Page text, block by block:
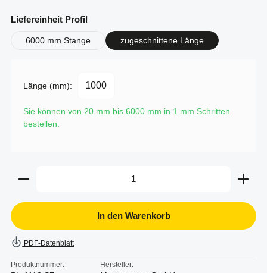
Liefereinheit Profilauswählen
6000 mm Stange zugeschnittene Länge
Länge (mm):
Sie können von 20 mm bis 6000 mm in 1 mm Schritten
bestellen.
Produkt Anzahl: Gib den gewünschten Wert ein
In den Warenkorb
PDF-Datenblatt
Produktnummer: Hersteller: